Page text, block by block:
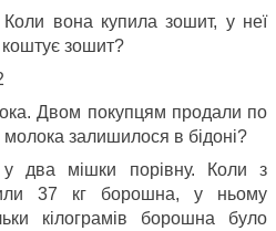
вона купила зошит, у неї
зошит?
Двом покупцям продали по
молока залишилося в бідоні?
два мішки порівну. Коли з
37 кг борошна, у ньому
кілограмів борошна було